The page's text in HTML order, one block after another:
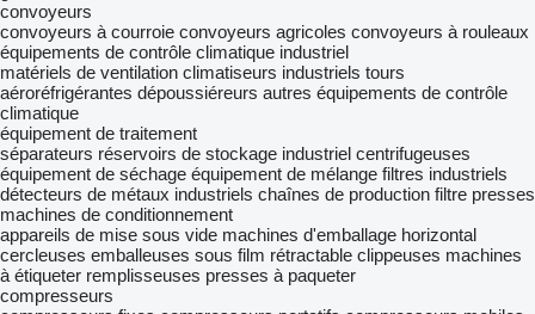
convoyeurs
convoyeurs à courroie convoyeurs agricoles convoyeurs à rouleaux
équipements de contrôle climatique industriel
matériels de ventilation climatiseurs industriels tours
aéroréfrigérantes dépoussiéreurs autres équipements de contrôle
climatique
équipement de traitement
séparateurs réservoirs de stockage industriel centrifugeuses
équipement de séchage équipement de mélange filtres industriels
détecteurs de métaux industriels chaînes de production filtre presses
machines de conditionnement
appareils de mise sous vide machines d'emballage horizontal
cercleuses emballeuses sous film rétractable clippeuses machines
à étiqueter remplisseuses presses à paqueter
compresseurs